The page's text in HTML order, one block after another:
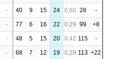
- 40 9 15 24 0,60 28 -
- 77 6 16 22 0,29 99 +8
- 48 5 15 20 0,42 115 -
- 68 7 12 19 0,28 113 +22